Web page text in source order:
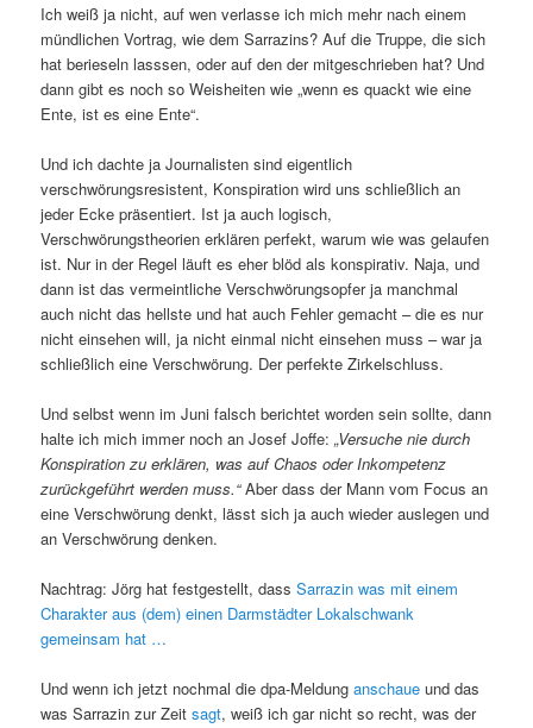
Ich weiß ja nicht, auf wen verlasse ich mich mehr nach einem
mündlichen Vortrag, wie dem Sarrazins? Auf die Truppe, die sich
hat berieseln lasssen, oder auf den der mitgeschrieben hat? Und
dann gibt es noch so Weisheiten wie „wenn es quackt wie eine
Ente, ist es eine Ente“.
Und ich dachte ja Journalisten sind eigentlich
verschwörungsresistent, Konspiration wird uns schließlich an
jeder Ecke präsentiert. Ist ja auch logisch,
Verschwörungstheorien erklären perfekt, warum wie was gelaufen
ist. Nur in der Regel läuft es eher blöd als konspirativ. Naja, und
dann ist das vermeintliche Verschwörungsopfer ja manchmal
auch nicht das hellste und hat auch Fehler gemacht – die es nur
nicht einsehen will, ja nicht einmal nicht einsehen muss – war ja
schließlich eine Verschwörung. Der perfekte Zirkelschluss.
Und selbst wenn im Juni falsch berichtet worden sein sollte, dann
halte ich mich immer noch an Josef Joffe:„Versuche nie durch
Konspiration zu erklären, was auf Chaos oder Inkompetenz
zurückgeführt werden muss.“Aber dass der Mann vom Focus an
eine Verschwörung denkt, lässt sich ja auch wieder auslegen und
an Verschwörung denken.
Nachtrag: Jörg hat festgestellt, dassSarrazin was mit einem
Charakter aus (dem) einen Darmstädter Lokalschwank
gemeinsam hat …
Und wenn ich jetzt nochmal die dpa-Meldunganschaue und das
was Sarrazin zur Zeitsagt, weiß ich gar nicht so recht, was der